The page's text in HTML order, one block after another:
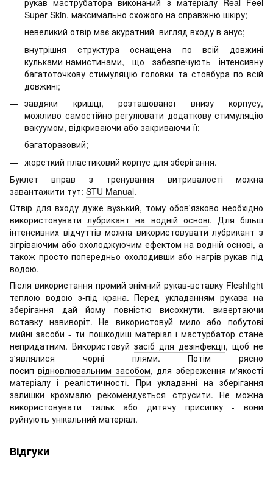
Super Skin, максимально схожого на справжню шкіру;
невеликий отвір має акуратний вигляд входу в анус;
внутрішня структура оснащена по всій довжині
кульками-намистинами, що забезпечують інтенсивну
багатоточкову стимуляцію головки та стовбура по всій
довжині;
завдяки кришці, розташованої внизу корпусу,
можливо самостійно регулювати додаткову стимуляцію
вакуумом, відкриваючи або закриваючи її;
багаторазовий;
жорсткий пластиковий корпус для зберігання.
Буклет вправ з тренування витривалості можна
завантажити тут: STU Manual.
Отвір для входу дуже вузький, тому обов'язково необхідно
використовуватилубрикант на водній основі. Для більш
інтенсивних відчуттів можна використовувати лубрикант з
зігріваючим або охолоджуючим ефектом на водній основі, а
також просто попередньо охолодивши або нагрів рукав під
водою.
Після використання промий знімний рукав-вставку Fleshlight
теплою водою з-під крана. Перед укладанням рукава на
зберігання дай йому повністю висохнути, вивертаючи
вставку навиворіт. Не використовуй мило або побутові
мийні засоби - ти пошкодиш матеріал і мастурбатор стане
непридатним. Використовуй засіб для дезінфекції, щоб не
з'являлися чорні плями. Потім рясно
посипвідновлювальним засобом, для збереження м'якості
матеріалу і реалістичності. При укладанні на зберігання
залишки крохмалю рекомендується струсити. Не можна
використовувати тальк або дитячу присипку - вони
руйнують унікальний матеріал.
Відгуки